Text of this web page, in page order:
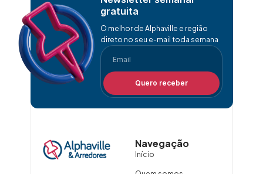
gratuita
O melhor de Alphaville e região
direto no seu e-mail toda semana
Quero receber
Navegação
Início